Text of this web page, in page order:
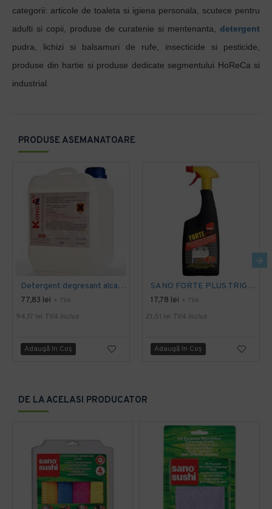
PRODUSE ASEMANATOARE
Detergent degresant alcalin Cuptor si Plita, 5 L, Konga
77,83 lei + TVA
94,17 lei TVA inclus
Adaugă în Coş
SANO FORTE PLUS TRIGGER, 750ml, detergent arsuri, grasimi
17,78 lei + TVA
21,51 lei TVA inclus
Adaugă în Coş
DE LA ACELASI PRODUCATOR
categorii: articole de toaleta si igiena personala, scutece pentru
adulti si copii, produse de curatenie si mentenanta, detergent
pudra, lichizi si balsamuri de rufe, insecticide si pesticide,
produse din hartie si produse dedicate segmentului HoReCa si
industrial.